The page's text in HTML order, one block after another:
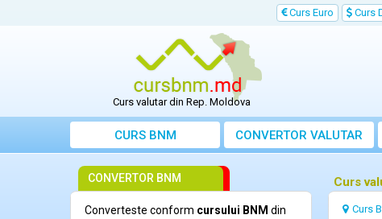
Curs Euro Curs
Curs valutar din Rep. Moldova
CURS BNM CONVERTOR VALUTAR
Curs
Curs
CONVERTOR BNM
Converteste conform cursului BNM din